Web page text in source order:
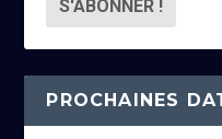
s
s
e
PROCHAINES